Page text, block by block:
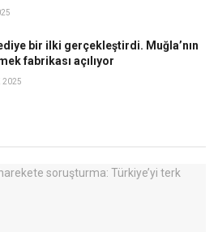
bir ilki gerçekleştirdi. Muğla’nın
fabrikası açılıyor
2025